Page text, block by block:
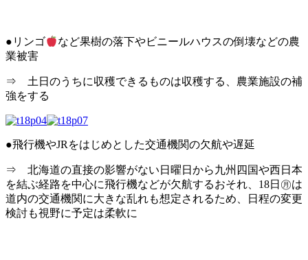
●リンゴ
など果樹の落下やビニールハウスの倒壊などの農
業被害
⇒ 土日のうちに収穫できるものは収穫する、農業施設の補
強をする
●飛行機やJRをはじめとした交通機関の欠航や遅延
⇒ 北海道の直接の影響がない日曜日から九州四国や西日本
を結ぶ経路を中心に飛行機などが欠航するおそれ、18日㊊は
道内の交通機関に大きな乱れも想定されるため、日程の変更
検討も視野に予定は柔軟に